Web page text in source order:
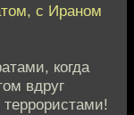
с Ираном
когда
вдруг